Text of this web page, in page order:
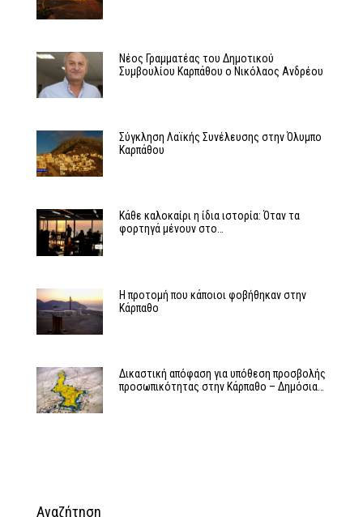
Νέος Γραμματέας του Δημοτικού
Συμβουλίου Καρπάθου ο Νικόλαος Ανδρέου
Σύγκληση Λαϊκής Συνέλευσης στην Όλυμπο
Καρπάθου
Κάθε καλοκαίρι η ίδια ιστορία: Όταν τα
φορτηγά μένουν στο…
Η προτομή που κάποιοι φοβήθηκαν στην
Κάρπαθο
Δικαστική απόφαση για υπόθεση προσβολής
προσωπικότητας στην Κάρπαθο – Δημόσια…
Αναζήτηση